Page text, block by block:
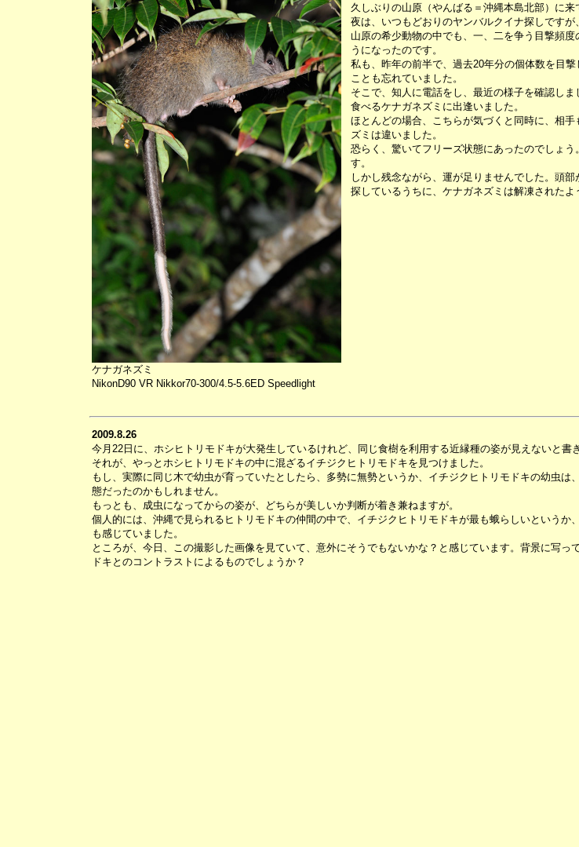
ケナガネズミ
NikonD90 VR Nikkor70-300/4.5-5.6ED Speedlight
久しぶりの山原（やんばる＝沖縄本島北部）に来
夜は、いつもどおりのヤンバルクイナ探しです
山原の希少動物の中でも、一、二を争う目撃頻
うになったのです。
私も、昨年の前半で、過去20年分の個体数を目
ことも忘れていました。
そこで、知人に電話をし、最近の様子を確認し
食べるケナガネズミに出逢いました。
ほとんどの場合、こちらが気づくと同時に、相
ズミは違いました。
恐らく、驚いてフリーズ状態にあったのでしょ
す。
しかし残念ながら、運が足りませんでした。頭
探しているうちに、ケナガネズミは解凍されたよ
2009.8.26
今月22日に、ホシヒトリモドキが大発生しているけれど、同じ食樹を利用する近縁種の姿が見えないと書
それが、やっとホシヒトリモドキの中に混ざるイチジクヒトリモドキを見つけました。
もし、実際に同じ木で幼虫が育っていたとしたら、多勢に無勢というか、イチジクヒトリモドキの幼虫は
態だったのかもしれません。
もっとも、成虫になってからの姿が、どちらが美しいか判断が着き兼ねますが。
個人的には、沖縄で見られるヒトリモドキの仲間の中で、イチジクヒトリモドキが最も蛾らしいというか
も感じていました。
ところが、今日、この撮影した画像を見ていて、意外にそうでもないかな？と感じています。背景に写っ
ドキとのコントラストによるものでしょうか？